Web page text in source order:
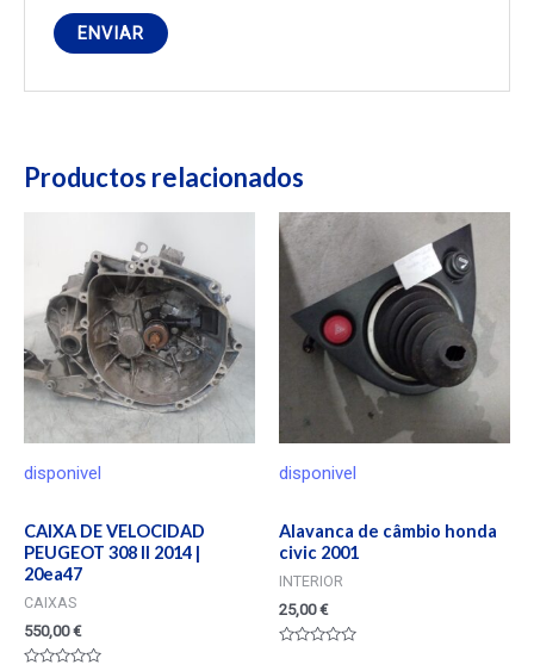
Productos relacionados
disponivel
CAIXA DE VELOCIDAD
PEUGEOT 308 II 2014 |
20ea47
CAIXAS
550,00€
disponivel
Alavanca de câmbio honda
civic 2001
INTERIOR
25,00€